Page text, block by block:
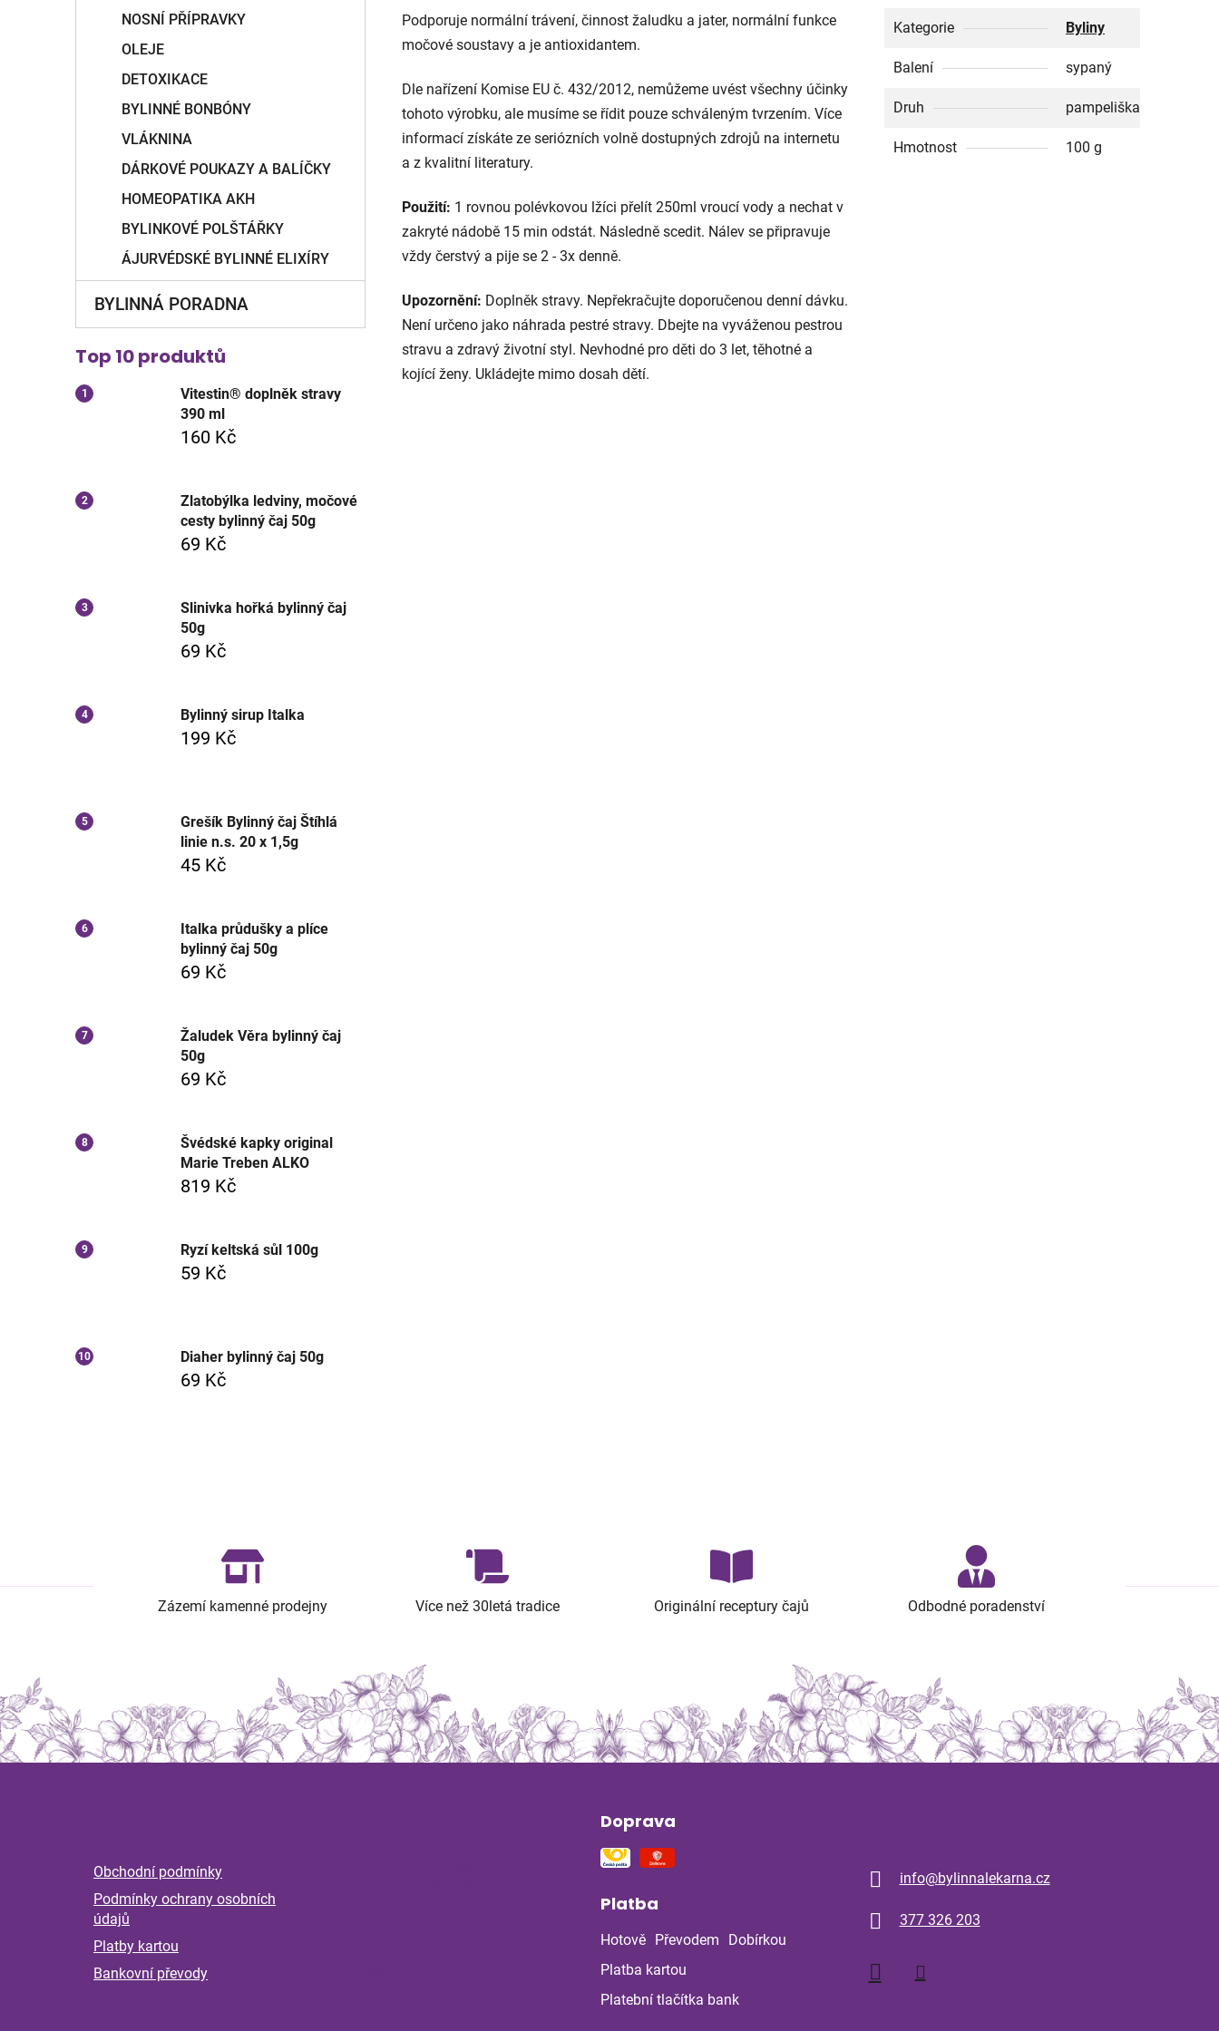
NOSNÍ PŘÍPRAVKY
OLEJE
DETOXIKACE
BYLINNÉ BONBÓNY
VLÁKNINA
DÁRKOVÉ POUKAZY A BALÍČKY
HOMEOPATIKA AKH
BYLINKOVÉ POLŠTÁŘKY
ÁJURVÉDSKÉ BYLINNÉ ELIXÍRY
BYLINNÁ PORADNA
Top 10 produktů
Vitestin® doplněk stravy
390 ml
160 Kč
Zlatobýlka ledviny, močové
cesty bylinný čaj 50g
69 Kč
Slinivka hořká bylinný čaj
50g
69 Kč
Bylinný sirup Italka
199 Kč
Grešík Bylinný čaj Štíhlá
linie n.s. 20 x 1,5g
45 Kč
Italka průdušky a plíce
bylinný čaj 50g
69 Kč
Žaludek Věra bylinný čaj
50g
69 Kč
Švédské kapky original
Marie Treben ALKO
819 Kč
Ryzí keltská sůl 100g
59 Kč
Diaher bylinný čaj 50g
69 Kč
Podporuje normální trávení, činnost žaludku a jater, normální funkce
močové soustavy a je antioxidantem.
Dle nařízení Komise EU č. 432/2012, nemůžeme uvést všechny účinky
tohoto výrobku, ale musíme se řídit pouze schváleným tvrzením. Více
informací získáte ze seriózních volně dostupných zdrojů na internetu
a z kvalitní literatury.
Použití: 1 rovnou polévkovou lžíci přelít 250ml vroucí vody a nechat v
zakryté nádobě 15 min odstát. Následně scedit. Nálev se připravuje
vždy čerstvý a pije se 2 - 3x denně.
Upozornění: Doplněk stravy. Nepřekračujte doporučenou denní dávku.
Není určeno jako náhrada pestré stravy. Dbejte na vyváženou pestrou
stravu a zdravý životní styl. Nevhodné pro děti do 3 let, těhotné a
kojící ženy. Ukládejte mimo dosah dětí.
Kategorie Byliny
Balení sypaný
Druh pampeliška
Hmotnost 100 g
Zázemí kamenné prodejny Více než 30letá tradice Originální receptury čajů Odbodné poradenství
Obchodní podmínky
Podmínky ochrany osobních
údajů
Platby kartou
Bankovní převody
Doprava
Platba
Hotově Převodem
Dobírkou
Platba kartou
Platební tlačítka bank
info@bylinnalekarna.cz
377 326 203